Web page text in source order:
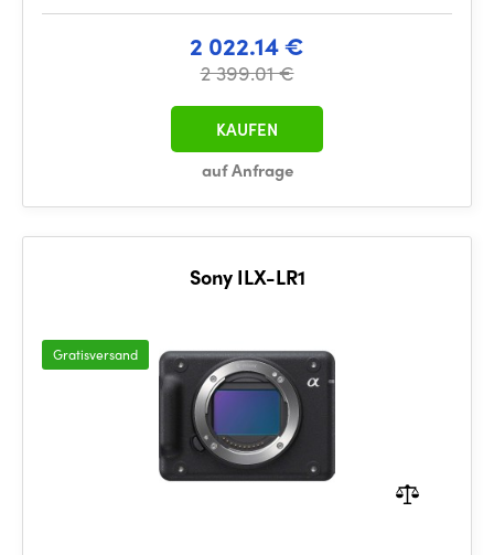
2 022.14 €
2 399.01 €
auf Anfrage
KAUFEN
Sony ILX-LR1
Gratisversand